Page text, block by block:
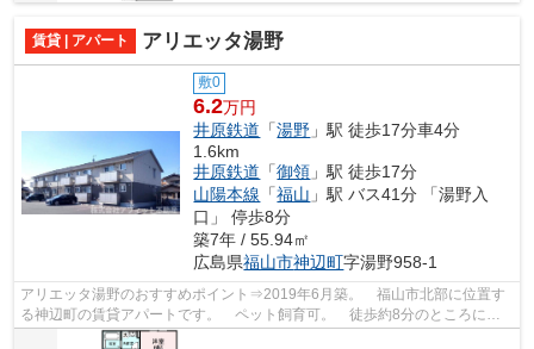
賃貸 | アパート アリエッタ湯野
敷0
6.2万円
井原鉄道 「湯野 」駅 徒歩17分車4分
1.6km
井原鉄道 「御領 」駅 徒歩17分
山陽本線 「福山 」駅 バス41分 「湯野入
口」 停歩8分
築7年 / 55.94㎡
広島県福山市神辺町字湯野958-1
アリエッタ湯野のおすすめポイント⇒2019年6月築。 福山市北部に位置す
る神辺町の賃貸アパートです。 ペット飼育可。 徒歩約8分のところには
ショッピングセンターがあり、徒歩約10分...